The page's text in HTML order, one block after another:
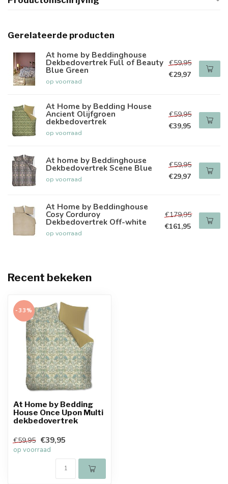
Gerelateerde producten
At home by Beddinghouse
Dekbedovertrek Full of Beauty
Blue Green
op voorraad
€59,95
€29,97
At Home by Bedding House
Ancient Olijfgroen
dekbedovertrek
op voorraad
€59,95
€39,95
At home by Beddinghouse
Dekbedovertrek Scene Blue
op voorraad
€59,95
€29,97
At Home by Beddinghouse
Cosy Corduroy
Dekbedovertrek Off-white
op voorraad
€179,95
€161,95
Recent bekeken
-33%
At Home by Bedding
House Once Upon Multi
dekbedovertrek
€59,95 €39,95
op voorraad